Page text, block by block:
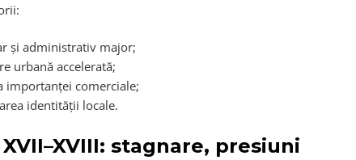
și administrativ major;
urbană accelerată;
importanței comerciale;
identității locale.
stagnare, presiuni